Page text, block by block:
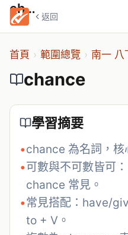
返回
chance
首頁 › 範圍總覽 › 南一
chance
學習摘要
•chance 為名詞，核
•可數與不可數皆可
chance 常見。
•常見搭配：have/
to + V。